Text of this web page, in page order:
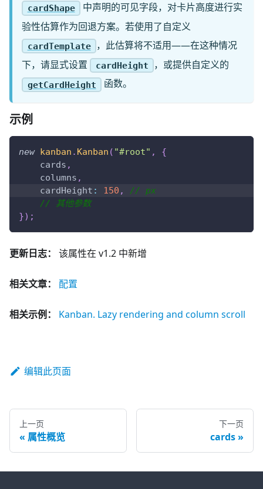
cardShape
中声明的可见字段，对卡片高度进行实
验性估算作为回退方案。若使用了自定义
cardTemplate
，此估算将不适用——在这种情况
下，请显式设置
cardHeight ，或提供自定义的
getCardHeight 函数。
示例
new kanban . Kanban ( "#root" ,
{
    cards
,
    columns
,
cardHeight : 150 ,
// px
// 其他参数
}) ;
更新日志： 该属性在 v1.2 中新增
相关文章： 配置
相关示例： Kanban. Lazy rendering and column scroll
编辑此页面
上一页
属性概览
下一页
cards